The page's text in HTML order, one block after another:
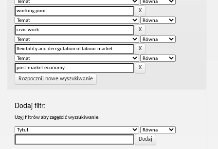
Rozpocznij nowe wyszukiwanie
Dodaj filtr:
Uzyj filtrów aby zagęścić wyszukiwanie.